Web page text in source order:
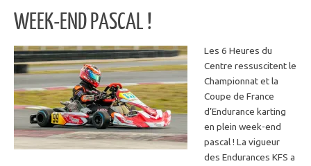
WEEK-END PASCAL !
Les 6 Heures du
Centre ressuscitent le
Championnat et la
Coupe de France
d’Endurance karting
en plein week-end
pascal ! La vigueur
des Endurances KFS a